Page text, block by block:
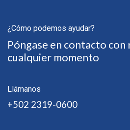
¿Cómo podemos ayudar?
Póngase en contacto
cualquier momento
Llámanos
+502 2319-0600